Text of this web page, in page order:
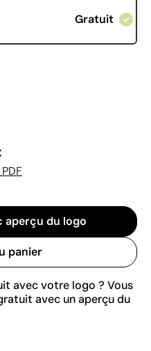
Gratuit
aperçu du logo
panier
avec votre logo ? Vous
avec un aperçu du